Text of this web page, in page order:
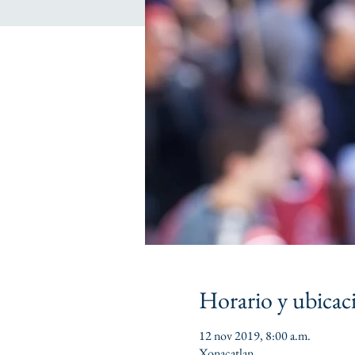
Horario y
12 nov 2019, 8:00 a.m.